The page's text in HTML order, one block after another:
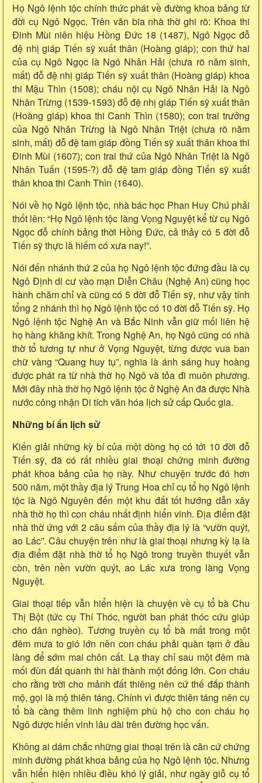
Họ Ngô lệnh tộc chính thức phát về đường khoa bảng từ
đời cụ Ngô Ngọc. Trên văn bia nhà thờ ghi rõ: Khoa thi
Đinh Mùi niên hiệu Hồng Đức 18 (1487), Ngô Ngọc đỗ
đệ nhị giáp Tiến sỹ xuất thân (Hoàng giáp); con thứ hai
của cụ Ngô Ngọc là Ngô Nhân Hải (chưa rõ năm sinh,
mất) đỗ đệ nhị giáp Tiến sỹ xuất thân (Hoàng giáp) khoa
thi Mậu Thìn (1508); cháu nội cụ Ngô Nhân Hải là Ngô
Nhân Trừng (1539-1593) đỗ đệ nhị giáp Tiến sỹ xuất thân
(Hoàng giáp) khoa thi Canh Thìn (1580); con trai trưởng
của Ngô Nhân Trừng là Ngô Nhân Triệt (chưa rõ năm
sinh, mất) đỗ đệ tam giáp đồng Tiến sỹ xuất thân khoa thi
Đinh Mùi (1607); con trai thứ của Ngô Nhân Triệt là Ngô
Nhân Tuấn (1595-?) đỗ đệ tam giáp đồng Tiến sỹ xuất
thân khoa thi Canh Thìn (1640).
Nói về họ Ngô lệnh tộc, nhà bác học Phan Huy Chú phải
thốt lên: “Họ Ngô lệnh tộc làng Vọng Nguyệt kể từ cụ Ngô
Ngọc đỗ chính bảng thời Hồng Đức, cả thảy có 5 đời đỗ
Tiến sỹ thực là hiếm có xưa nay!”.
Nói đến nhánh thứ 2 của họ Ngô lệnh tộc đứng đầu là cụ
Ngô Định di cư vào mạn Diễn Châu (Nghệ An) cũng học
hành chăm chỉ và cũng có 5 đời đỗ Tiến sỹ, như vậy tính
tổng 2 nhánh thì họ Ngô lệnh tộc có 10 đời đỗ Tiến sỹ. Họ
Ngô lệnh tộc Nghệ An và Bắc Ninh vẫn giữ mối liên hệ
họ hàng khăng khít. Trong Nghệ An, họ Ngô cũng có nhà
thờ tổ tương tự như ở Vọng Nguyệt, từng được vua ban
chữ vàng “Quang huy tụ”, nghĩa là ánh sáng huy hoàng
được phát ra từ nhà thờ họ Ngô và tỏa đi muôn phương.
Mới đây nhà thờ họ Ngô lệnh tộc ở Nghệ An đã được Nhà
nước công nhận Di tích văn hóa lịch sử cấp Quốc gia.
Những bí ẩn lịch sử
Kiến giải những kỳ bí của một dòng họ có tới 10 đời đỗ
Tiến sỹ, đã có rất nhiều giai thoại chứng minh đường
phát khoa bảng của họ này. Như chuyện trước đó hơn
500 năm, một thầy địa lý Trung Hoa chỉ cụ tổ họ Ngô lệnh
tộc là Ngô Nguyên đến một khu đất tốt hướng dẫn xây
nhà thờ họ thì con cháu nhất định hiển vinh. Địa điểm đặt
nhà thờ ứng với 2 câu sấm của thầy địa lý là “vườn quýt,
ao Lác”. Câu chuyện trên như là giai thoại nhưng kỳ lạ là
địa điểm đặt nhà thờ tổ họ Ngô trong truyền thuyết vẫn
còn, trên nền vườn quýt, ao Lác xưa trong làng Vọng
Nguyệt.
Giai thoại tiếp vẫn hiển hiện là chuyện về cụ tổ bà Chu
Thị Bột (tức cụ Thí Thóc, người ban phát thóc cứu giúp
cho dân nghèo). Tương truyền cụ tổ bà mất trong một
đêm mưa to gió lớn nên con cháu phải quàn tạm ở đầu
làng để sớm mai chôn cất. Lạ thay chỉ sau một đêm mà
mối đùn đất quanh thi hài thành một đống lớn. Con cháu
cho rằng trời cho mảnh đất thiêng nên cứ thế đắp thành
mộ, gọi là mộ thiên táng. Chính vì được thiên táng nên cụ
tổ bà càng thêm linh nghiệm phù hộ cho con cháu họ
Ngô được hiển vinh lâu dài trên đường học vấn.
Không ai dám chắc những giai thoại trên là căn cứ chứng
minh đường phát khoa bảng của họ Ngô lệnh tộc. Nhưng
vẫn hiển hiện nhiều điều khó lý giải, như ngày giỗ cụ tổ